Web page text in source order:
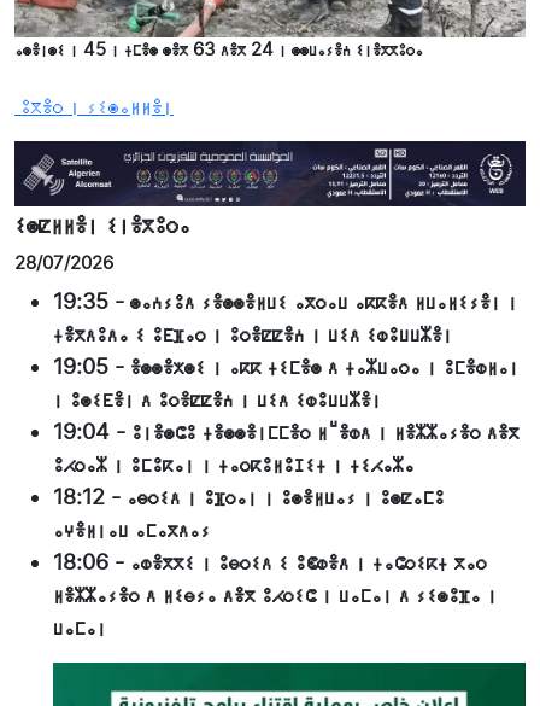
ⴰⵙⴻⵏⵙⵉ ⵏ 45 ⵏ ⵜⵎⴻⵙ ⵙⴻⴳ 63 ⴷⴻⴳ 24 ⵏ ⵙⵙⵡⴰⵢⴻⵄ ⵉⵏⴻⴳⴳⵓⵔⴰ
ⵓⴳⴻⵔ ⵏ ⵢⵉⵙⴰⵍⵍⴻⵏ
ⵉⵙⵇⵍⵍⴻⵏ ⵉⵏⴻⴳⵓⵔⴰ
28/07/2026
19:35 - ⵙⴰⵄⵢⵓⴷ ⵢⴻⵙⵙⴻⵍⵡⵉ ⴰⴳⵔⴰⵡ ⴰⴽⴽⴻⴷ ⵍⵡⴰⵍⵉⵢⴻⵏ ⵏ
ⵜⴻⴳⴷⵓⴷⴰ ⵉ ⵓⴹⴼⴰⵔ ⵏ ⵓⵔⴻⵇⵇⴻⵄ ⵏ ⵡⵉⴷ ⵉⵀⵓⵡⵡⵣⴻⵏ
19:05 - ⴻⵙⵙⴻⵅⵙⵉ ⵏ ⴰⴽⴽ ⵜⵉⵎⴻⵙ ⴷ ⵜⴰⵣⵡⴰⵔⴰ ⵏ ⵓⵎⴻⵀⵍⴰⵏ
ⵏ ⵓⵙⵉⴹⴻⵏ ⴷ ⵓⵔⴻⵇⵇⴻⵄ ⵏ ⵡⵉⴷ ⵉⵀⵓⵡⵡⵣⴻⵏ
19:04 - ⵓⵏⴻⵙⵛⵓ ⵜⴻⵙⵙⴻⵏⵎⵎⴻⵔ ⵍⵯⴻⵀⴷ ⵏ ⵍⴻⵣⵣⴰⵢⴻⵔ ⴷⴻⴳ
ⵓⵃⵔⴰⵣ ⵏ ⵓⵎⵓⴽⴰⵏ ⵏ ⵜⴰⵔⴽⵓⵍⵓⵊⵉⵜ ⵏ ⵜⵉⵃⴰⵣⴰ
18:12 - ⴰⴱⵔⵉⴷ ⵏ ⵓⴼⵔⴰⵏ ⵏ ⵓⵙⴻⵍⵡⴰⵢ ⵏ ⵓⵙⵇⴰⵎⵓ
ⴰⵖⴻⵍⵏⴰⵡ ⴰⵎⴰⴳⴷⴰⵢ
18:06 - ⴰⵀⴻⴳⴳⵉ ⵏ ⵓⴱⵔⵉⴷ ⵉ ⵓⵞⵀⴻⴷ ⵏ ⵜⴰⵛⵔⵉⴽⵜ ⴳⴰⵔ
ⵍⴻⵣⵣⴰⵢⴻⵔ ⴷ ⵍⵉⴱⵢⴰ ⴷⴻⴳ ⵓⵃⵔⵉⵛ ⵏ ⵡⴰⵎⴰⵏ ⴷ ⵢⵉⵙⵓⴼⴰ ⵏ
ⵡⴰⵎⴰⵏ